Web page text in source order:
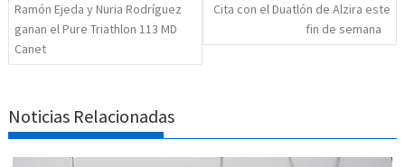
Ramón Ejeda y Nuria Rodríguez
ganan el Pure Triathlon 113 MD
Canet
Cita con el Duatlón de Alzira este
fin de semana
Noticias Relacionadas